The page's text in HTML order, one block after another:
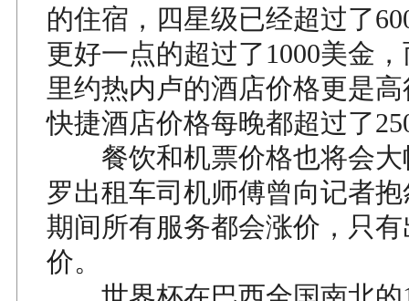
的住宿，四星级已经超过了
更好一点的超过了1000美金
里约热内卢的酒店价格更是
快捷酒店价格每晚都超过了
餐饮和机票价格也将会大
罗出租车司机师傅曾向记者
期间所有服务都会涨价，只
价。